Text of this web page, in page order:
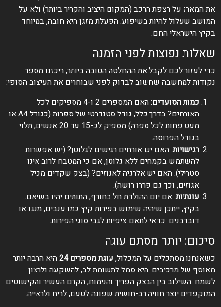
את המארז על רצפת הרכב (המקום היציב והקריר ביותר) ולא על
המושב שעלול להיות בשיפוע. הפעלת מזגן היא חובה, במיוחד
בקיץ הישראלי החם.
שאלות נפוצות לפני הזמנה
כדי לעזור לכם לקבל את ההחלטה הטובה ביותר, ריכזנו מספר
נקודות למחשבה שחשוב לבדוק לפני שבוחרים את העיצוב הסופי:
כמות הסועדים
: האם המספרים 2 ו-4 מספיקים לכל
האורחים? בדרך כלל, גודל סטנדרטי של ספרות (כגודל A4 או
מעט פחות לכל ספרה) מספיק לכ-15 עד 20 אנשים, תלוי
בגודל הפרוסה.
רגישויות: האם יש אורחים רגישים לגלוטן? (יש אפשרות
להשתמש בקמחים ללא גלוטן, אם כי המטבח לרוב אינו
סטרילי). האם יש אלרגיה לאגוזים? (בצק שקדים מכיל
אגוזים, וכך גם פררו רושה).
עונתיות: אם יום ההולדת חל בחורף, התותים יהיו בשיאם.
בקיץ, ייתכן שיהיה שימוש בפירות קיץ כמו ענבים, מנגו או
דובדבנים. כדאי לתאם ציפיות לגבי סוגי הפירות.
סיכום: יותר מסתם עוגה
כשאנחנו מסתכלים על המכלול, עוגת מספרים 24
היא הרבה יותר
מאוסף של מרכיבים. היא סמל לתשומת לב, להשקעה ולרצון
לשמח. השילוב בין הבצק הפריך והנימוח, הקרם העשיר והקישוטים
המוקפדים יוצר חוויה רב-חושית שפונה לטעם, לריח ולראייה.